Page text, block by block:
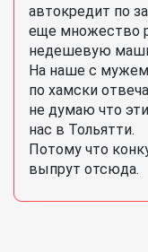
автокредит по
еще множество
недешевую
На наше с
по хамски
не думаю что
нас в Тольятти.
Потому что
выпрут отсюда.